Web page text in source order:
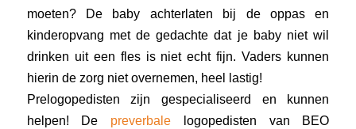
moeten? De baby achterlaten bij de oppas en
kinderopvang met de gedachte dat je baby niet wil
drinken uit een fles is niet echt fijn.Vaders kunnen
hierin de zorg niet overnemen, heel lastig!
Prelogopedisten zijn gespecialiseerd en kunnen
helpen! De preverbale logopedisten van BEO